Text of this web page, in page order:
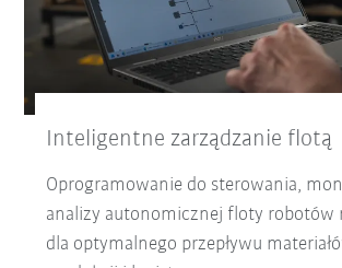
Inteligentne zarządzanie flotą
Oprogramowanie do sterowania,
analizy autonomicznej floty robotów
dla optymalnego przepływu